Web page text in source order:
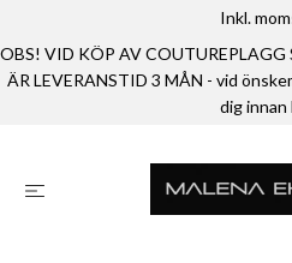
Inkl.
OBS! VID KÖP AV
ÄR LEVERANSTID 3 MÅN - vid
dig innan